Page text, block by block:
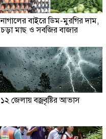
নাগালের বাইরে ডিম-মুরগির দাম,
চড়া মাছ ও সবজির বাজার
১২ জেলায় বজ্রবৃষ্টির আভাস